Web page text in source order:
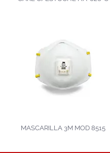
MASCARILLA 3M MOD 8515